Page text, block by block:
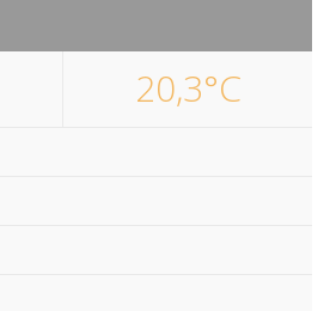
20,3°C